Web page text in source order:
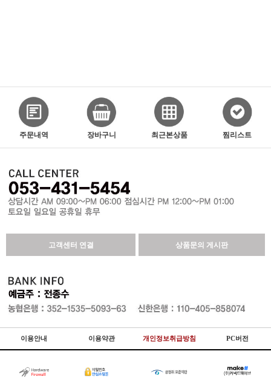
주문내역 장바구니 최근본상품 찜리스트
고객센터 연결 상품문의 게시판
이용안내 이용약관 개인정보취급방침 PC버전